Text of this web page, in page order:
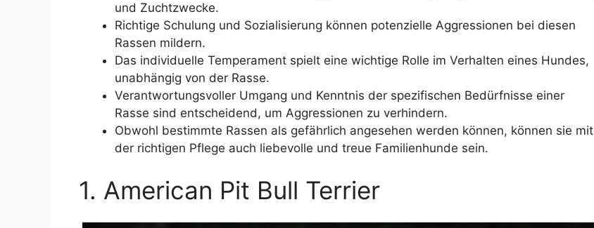
und Zuchtzwecke.
Richtige Schulung und Sozialisierung können potenzielle Aggressionen bei diesen
Rassen mildern.
Das individuelle Temperament spielt eine wichtige Rolle im Verhalten eines Hundes,
unabhängig von der Rasse.
Verantwortungsvoller Umgang und Kenntnis der spezifischen Bedürfnisse einer
Rasse sind entscheidend, um Aggressionen zu verhindern.
Obwohl bestimmte Rassen als gefährlich angesehen werden können, können sie mit
der richtigen Pflege auch liebevolle und treue Familienhunde sein.
1. American Pit Bull Terrier